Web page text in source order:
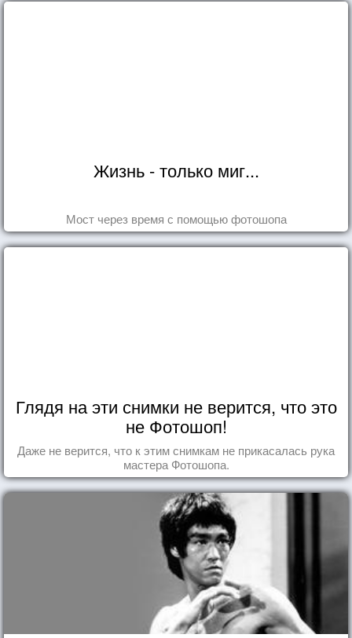
Жизнь - только миг...
Мост через время с помощью фотошопа
Глядя на эти снимки не верится, что это
не Фотошоп!
Даже не верится, что к этим снимкам не прикасалась рука
мастера Фотошопа.